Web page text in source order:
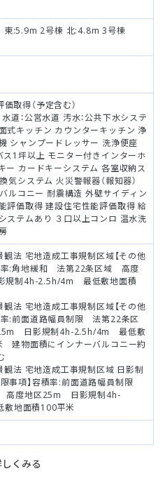
東:5.9m 2号棟 北:4.8m 3号棟
取得（予定含む）
道：公営水道 汚水：公共下水システ
式キッチン カウンターキッチン 浄
シャンプードレッサー 洗浄便座
ス1坪以上 モニター付きインターホ
ー カードキーシステム 各室収納ス
気システム 火災警報器（報知器）
ルコニー 耐震構造 外壁サイディン
評価取得 建設住宅性能評価取得 給
ステムあり ３口以上コンロ 温水洗
観法 宅地造成工事規制区域【その他
率:角地緩和 法第22条区域 高度
規制4h-2.5h/4m 最低敷地面積
観法 宅地造成工事規制区域【その他
率:前面道路幅員制限 法第22条区
日影規制4h-2.5h/4m 最低敷
建物面積にインナーバルコニー約
観法 宅地造成工事規制区域 日影制
限事項】容積率:前面道路幅員制限
高度地区25m 日影規制4h-
地面積100平米
くみる